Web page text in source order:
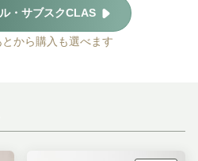
・サブスクCLAS
から購入も選べます